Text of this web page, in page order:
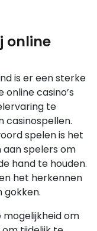
online
is er een sterke
casino’s
te
casinospellen.
spelen is het
spelers om
hand te houden.
het herkennen
gokken.
mogelijkheid om